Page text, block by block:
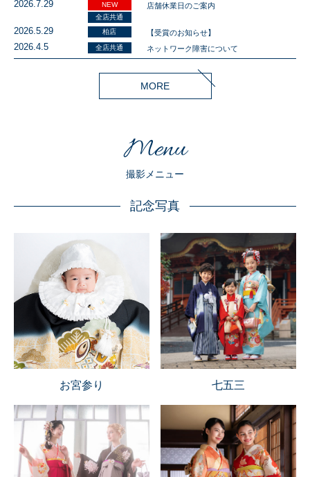
2026.7.29
NEW
全店共通
店舗休業日のご案内
2026.5.29 柏店 【受賞のお知らせ】
2026.4.5 全店共通 ネットワーク障害について
MORE
Menu
撮影メニュー
記念写真
お宮参り 七五三